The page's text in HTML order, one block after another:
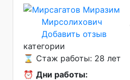
Добавить отзыв
категории
⌛ Стаж работы: 28 лет
⏰ Дни работы: